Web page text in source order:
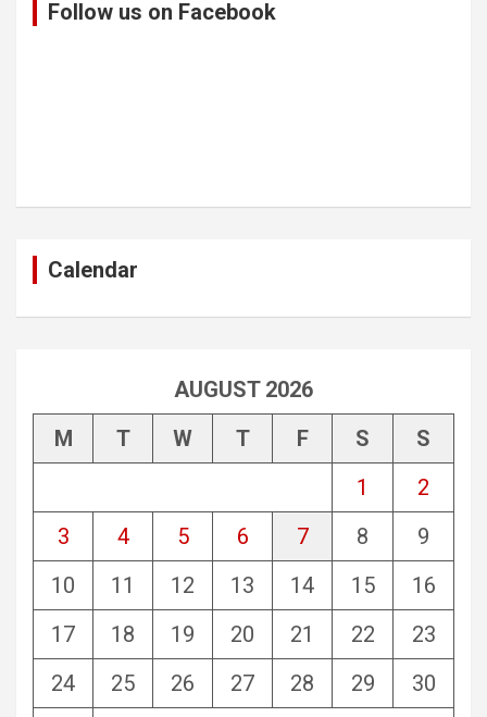
Follow us on Facebook
Calendar
AUGUST 2026
M
T W T F S
S
1
2
3
4 5 6 7 8
9
10
11 12 13 14 15
16
17
18 19 20 21 22
23
24
25 26 27 28 29
30